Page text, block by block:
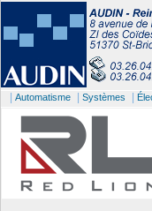
Automatisme Systèmes